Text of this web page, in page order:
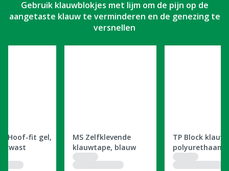
Gebruik klauwblokjes met lijm om de pijn op de
aangetaste klauw te verminderen en de genezing te
versnellen
Hoof-fit gel,
kwast
MS Zelfklevende
klauwtape, blauw
TP Block
polyurethaan
hard